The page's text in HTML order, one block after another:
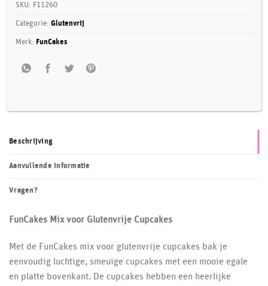
SKU: F11260
Categorie:Glutenvrij
Merk: FunCakes
Beschrijving
Aanvullende informatie
Vragen?
FunCakes Mix voor Glutenvrije Cupcakes
Met de FunCakes mix voor glutenvrije cupcakes bak je
eenvoudig luchtige, smeuïge cupcakes met een mooie egale
en platte bovenkant. De cupcakes hebben een heerlijke